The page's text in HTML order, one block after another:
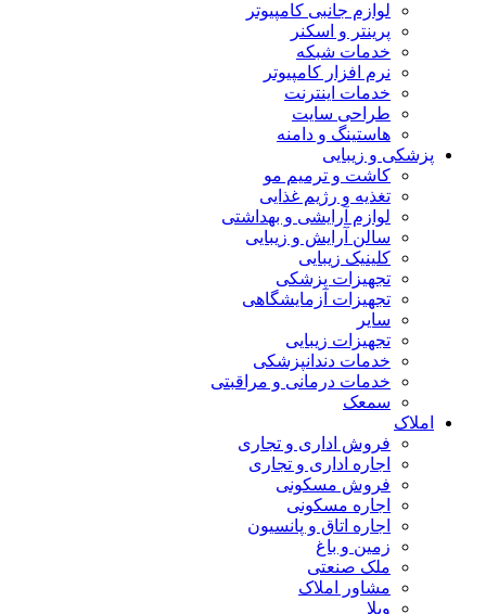
لوازم جانبی کامپیوتر
پرینتر و اسکنر
خدمات شبکه
نرم افزار کامپیوتر
خدمات اینترنت
طراحی سایت
هاستینگ و دامنه
پزشکی و زیبایی
کاشت و ترمیم مو
تغذیه و رژیم غذایی
لوازم آرایشی و بهداشتی
سالن آرایش و زیبایی
کلینیک زیبایی
تجهیزات پزشکی
تجهیزات آزمایشگاهی
سایر
تجهیزات زیبایی
خدمات دندانپزشکی
خدمات درمانی و مراقبتی
سمعک
املاک
فروش اداری و تجاری
اجاره اداری و تجاری
فروش مسکونی
اجاره مسکونی
اجاره اتاق و پانسیون
زمین و باغ
ملک صنعتی
مشاور املاک
ویلا